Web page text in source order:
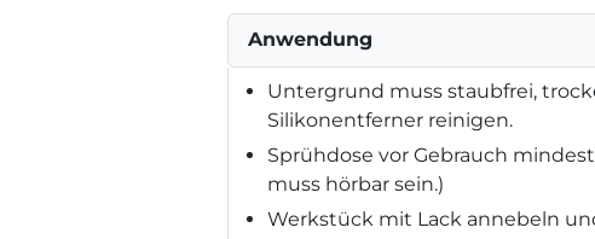
Anwendung
Untergrund muss staubfrei,
Silikonentferner reinigen.
Sprühdose vor Gebrauch
muss hörbar sein.)
Werkstück mit Lack annebeln